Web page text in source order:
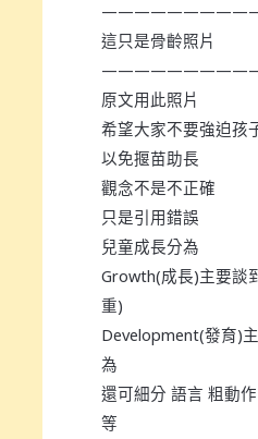
這只是骨齡照片
原文用此照片
希望大家不要強迫孩
以免揠苗助長
觀念不是不正確
只是引用錯誤
兒童成長分為
Growth(成長)主要談
重)
Development(發育)
為
還可細分 語言 粗動
等